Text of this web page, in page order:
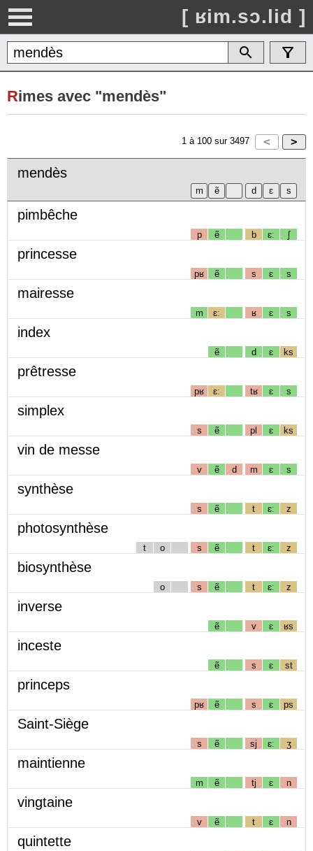
[ ʁim.sɔ.lid ]
Rimes avec "mendès"
1 à 100 sur 3497
mendès
pimbêche
p ẽ b ɛː ʃ
princesse
pʁ ẽ s ɛ s
mairesse
m ɛː ʁ ɛ s
index
ẽ d ɛ ks
prêtresse
pʁ ɛː tʁ ɛ s
simplex
s ẽ pl ɛ ks
vin de messe
v ẽ d m ɛ s
synthèse
s ẽ t ɛː z
photosynthèse
t o s ẽ t ɛː z
biosynthèse
o s ẽ t ɛː z
inverse
ẽ v ɛ ʁs
inceste
ẽ s ɛ st
princeps
pʁ ẽ s ɛ ps
Saint-Siège
s ẽ sj ɛː ʒ
maintienne
m ẽ tj ɛ n
vingtaine
v ẽ t ɛ n
quintette